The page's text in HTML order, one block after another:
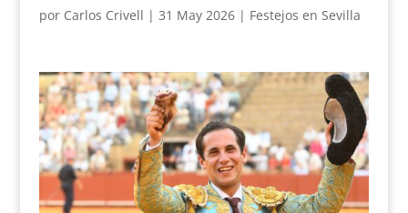
por Carlos Crivell | 31 May 2026| Festejos en Sevilla